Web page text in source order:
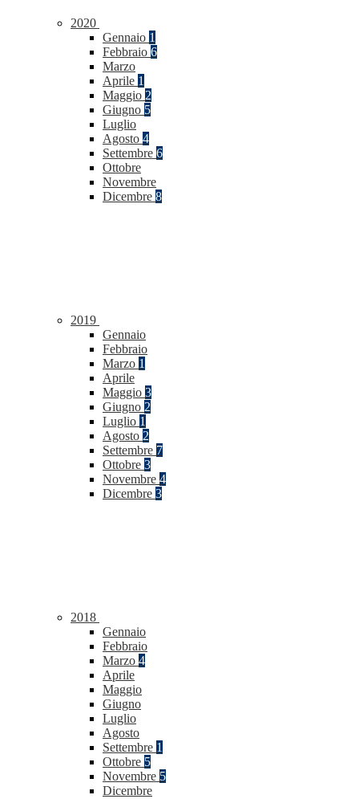
2020
Gennaio 1
Febbraio 6
Marzo
Aprile 1
Maggio 2
Giugno 5
Luglio
Agosto 4
Settembre 6
Ottobre
Novembre
Dicembre 8
2019
Gennaio
Febbraio
Marzo 1
Aprile
Maggio 3
Giugno 2
Luglio 1
Agosto 2
Settembre 7
Ottobre 3
Novembre 4
Dicembre 3
2018
Gennaio
Febbraio
Marzo 4
Aprile
Maggio
Giugno
Luglio
Agosto
Settembre 1
Ottobre 5
Novembre 5
Dicembre